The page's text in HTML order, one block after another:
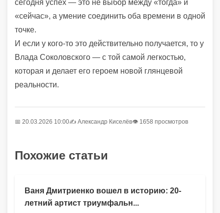
сегодня успех — это не выбор между «тогда» и
«сейчас», а умение соединить оба времени в одной
точке.
И если у кого-то это действительно получается, то у
Влада Соколовского — с той самой легкостью,
которая и делает его героем новой глянцевой
реальности.
📅 20.03.2026 10:00✍️ Александр Киселёв👁 1658 просмотров
Похожие статьи
Ваня Дмитриенко вошел в историю: 20-
летний артист триумфальн...